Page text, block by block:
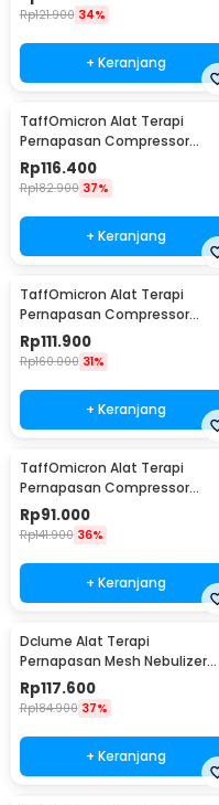
Rp121.900 34%
+ Keranjang
TaffOmicron Alat Terapi
Pernapasan Compressor
Nebulizer Inhaler - SZ5
Rp116.400
Rp182.900 37%
+ Keranjang
TaffOmicron Alat Terapi
Pernapasan Compressor
Nebulizer Inhaler - GS-302
Rp111.900
Rp160.000 31%
+ Keranjang
TaffOmicron Alat Terapi
Pernapasan Compressor
Nebulizer Inhaler - JSL-W310
Rp91.000
Rp141.900 36%
+ Keranjang
Dclume Alat Terapi
Pernapasan Mesh Nebulizer
Inhaler Atomizer - YM213
Rp117.600
Rp184.900 37%
+ Keranjang